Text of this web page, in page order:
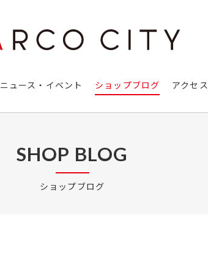
ニュース・イベント ショップブログ アクセス
SHOP BLOG
ショップブログ